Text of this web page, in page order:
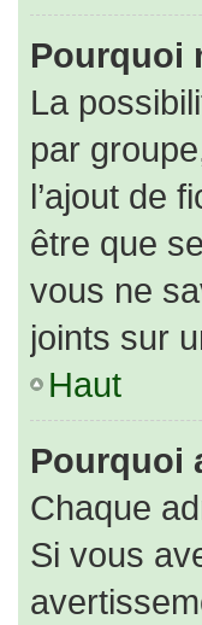
Pourquoi
La
par
l’ajout de
être que
vous ne
joints sur
Haut
Pourquoi
Chaque
Si vous